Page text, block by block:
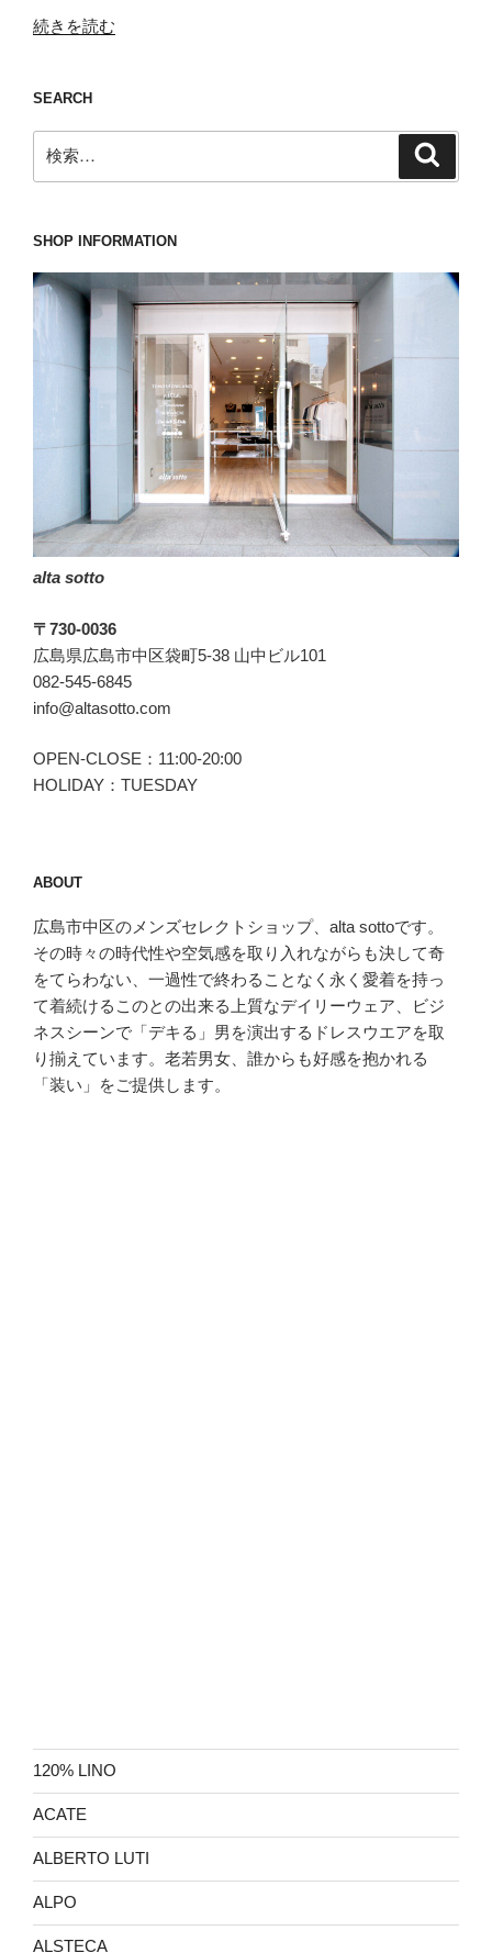
“取
ま
れ
て
い
婚
を
ず
や
に
て
さ
し
げ
ま
し
ょ
の
続きを読む
SEARCH
索:
SHOP INFORMATION
alta sotto
〒730-0036
広島県広島市中区袋町5-38 山中ビル101
082-545-6845
info@altasotto.com
OPEN-CLOSE：11:00-20:00
HOLIDAY：TUESDAY
ABOUT
広島市中区のメンズセレクトショップ、alta sottoです。
その時々の時代性や空気感を取り入れながらも決して奇
をてらわない、一過性で終わることなく永く愛着を持っ
て着続けるこのとの出来る上質なデイリーウェア、ビジ
ネスシーンで「デキる」男を演出するドレスウエアを取
り揃えています。老若男女、誰からも好感を抱かれる
「装い」をご提供します。
120% LINO
ACATE
ALBERTO LUTI
ALPO
ALSTECA